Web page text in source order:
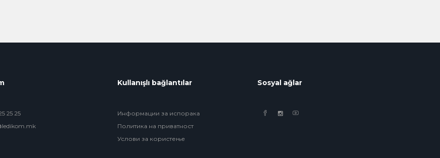
25 25
Kullanışlı bağlantılar
Информации за испорака
Политика на приватност
Услови за користење
Sosyal ağlar